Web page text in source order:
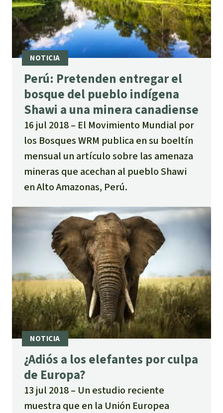
Perú: Pretenden entregar el
bosque del pueblo indígena
Shawi a una minera canadiense
16 jul 2018
El Movimiento Mundial por
los Bosques WRM publica en su boeltín
mensual un artículo sobre las amenaza
mineras que acechan al pueblo Shawi
en Alto Amazonas, Perú.
¿Adiós a los elefantes por culpa
de Europa?
13 jul 2018
Un estudio reciente
muestra que en la Unión Europea